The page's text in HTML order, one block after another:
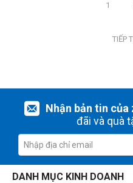
1
TIẾP
Nhận bản tin của
đãi và quà
DANH MỤC KINH DOANH